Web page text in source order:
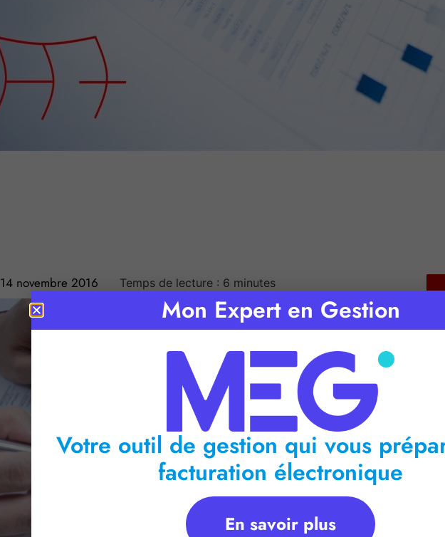
14 novembre 2016 Temps de lecture : 6 minutes
Mon Expert en Gestion
Votre outil de gestion qui vous
facturation électronique
En savoir plus